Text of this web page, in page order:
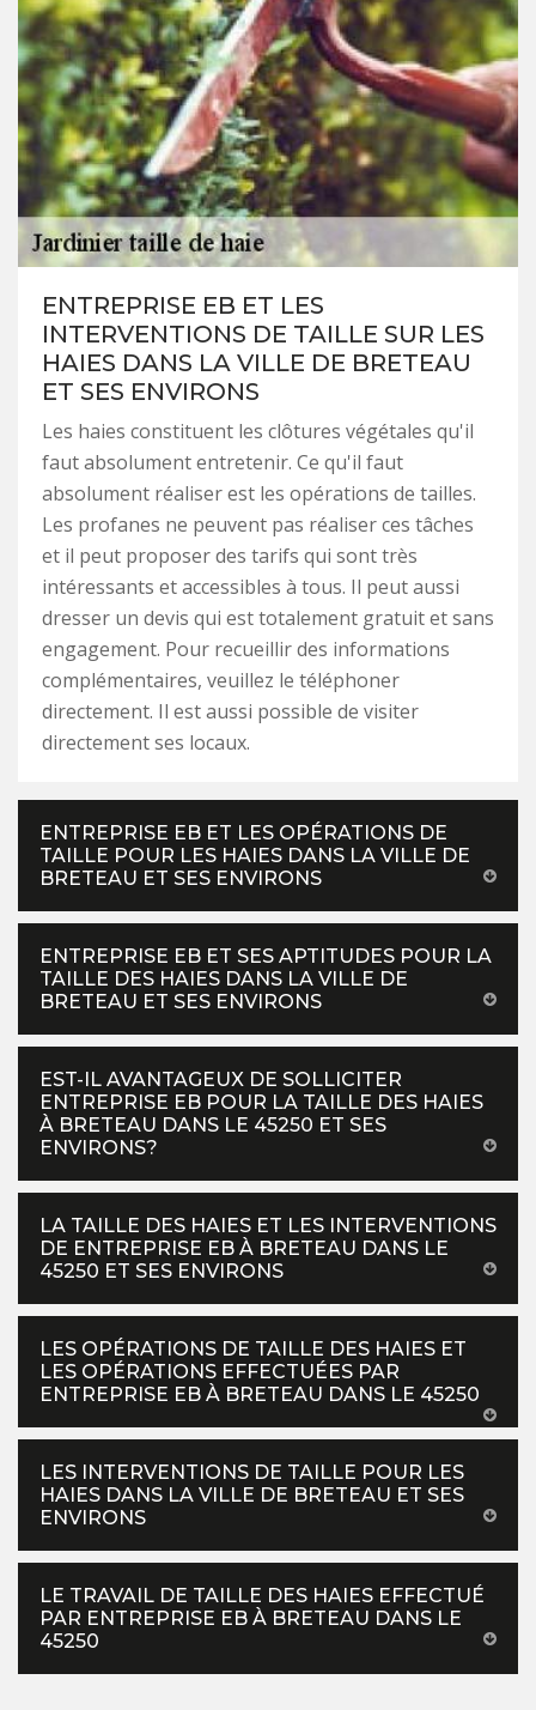
ENTREPRISE EB ET LES
INTERVENTIONS DE TAILLE SUR LES
HAIES DANS LA VILLE DE BRETEAU
ET SES ENVIRONS
Les haies constituent les clôtures végétales qu'il
faut absolument entretenir. Ce qu'il faut
absolument réaliser est les opérations de tailles.
Les profanes ne peuvent pas réaliser ces tâches
et il peut proposer des tarifs qui sont très
intéressants et accessibles à tous. Il peut aussi
dresser un devis qui est totalement gratuit et sans
engagement. Pour recueillir des informations
complémentaires, veuillez le téléphoner
directement. Il est aussi possible de visiter
directement ses locaux.
ENTREPRISE EB ET LES OPÉRATIONS DE
TAILLE POUR LES HAIES DANS LA VILLE DE
BRETEAU ET SES ENVIRONS
ENTREPRISE EB ET SES APTITUDES POUR LA
TAILLE DES HAIES DANS LA VILLE DE
BRETEAU ET SES ENVIRONS
EST-IL AVANTAGEUX DE SOLLICITER
ENTREPRISE EB POUR LA TAILLE DES HAIES
À BRETEAU DANS LE 45250 ET SES
ENVIRONS?
LA TAILLE DES HAIES ET LES INTERVENTIONS
DE ENTREPRISE EB À BRETEAU DANS LE
45250 ET SES ENVIRONS
LES OPÉRATIONS DE TAILLE DES HAIES ET
LES OPÉRATIONS EFFECTUÉES PAR
ENTREPRISE EB À BRETEAU DANS LE 45250
LES INTERVENTIONS DE TAILLE POUR LES
HAIES DANS LA VILLE DE BRETEAU ET SES
ENVIRONS
LE TRAVAIL DE TAILLE DES HAIES EFFECTUÉ
PAR ENTREPRISE EB À BRETEAU DANS LE
45250